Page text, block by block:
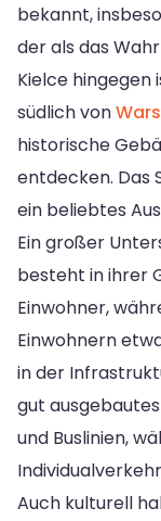
bekannt,
der als das
Kielce hingegen
südlich von
historische
entdecken. Das
ein beliebtes
Ein großer
besteht in ihrer
Einwohner,
Einwohnern
in der
gut
und Buslinien,
Auch kulturell